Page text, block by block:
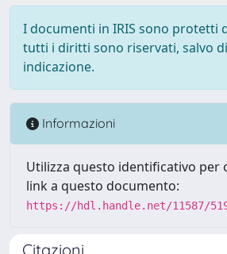
I documenti in IRIS sono protetti
tutti i diritti sono riservati, salvo
indicazione.
Informazioni
Utilizza questo identificativo per
link a questo documento:
https://hdl.handle.net/11587/
Citazioni